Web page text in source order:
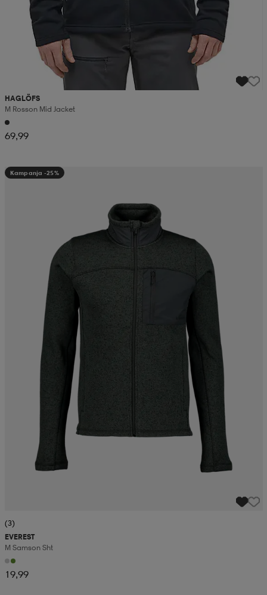
HAGLÖFS
M Rosson Mid Jacket
69,99
Kampanja -25%
(3)
EVEREST
M Samson Sht
19,99